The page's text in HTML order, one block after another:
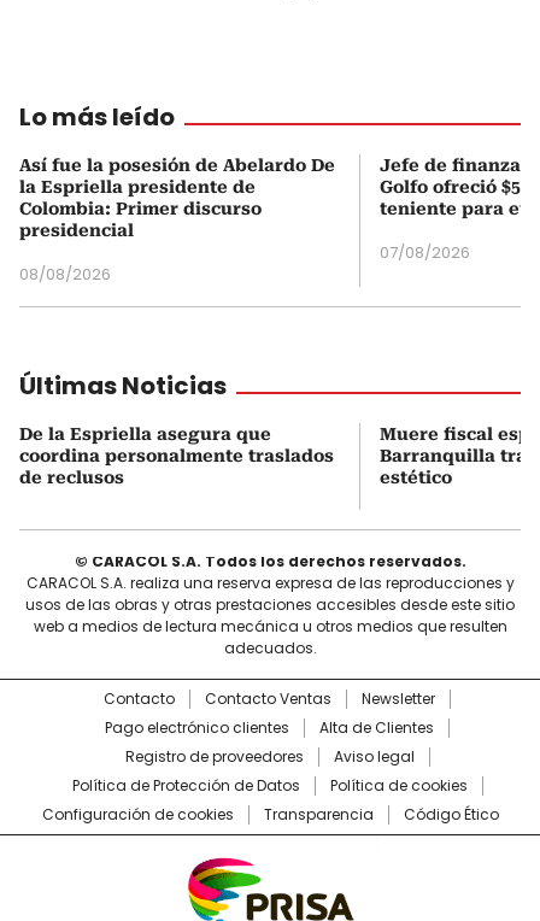
Lo más leído
Así fue la posesión de Abelardo De
la Espriella presidente de
Colombia: Primer discurso
presidencial
08/08/2026
Jefe de finanzas
Golfo ofreció
teniente para
07/08/2026
Últimas Noticias
De la Espriella asegura que
coordina personalmente traslados
de reclusos
Muere fiscal
Barranquilla
estético
© CARACOL S.A. Todos los derechos reservados.
CARACOL S.A. realiza una reserva expresa de las reproducciones y
usos de las obras y otras prestaciones accesibles desde este sitio
web a medios de lectura mecánica u otros medios que resulten
adecuados.
Contacto Contacto Ventas
Newsletter
Pago electrónico clientes
Alta de Clientes
Registro de proveedores
Aviso legal
Política de Protección de Datos
Política de cookies
Configuración de cookies
Transparencia Código Ético